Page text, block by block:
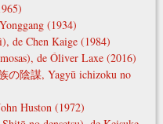
(1934)
de Chen Kaige (1984)
de Óliver Laxe (2016)
の陰謀, Yagyū ichizoku no
Huston (1972)